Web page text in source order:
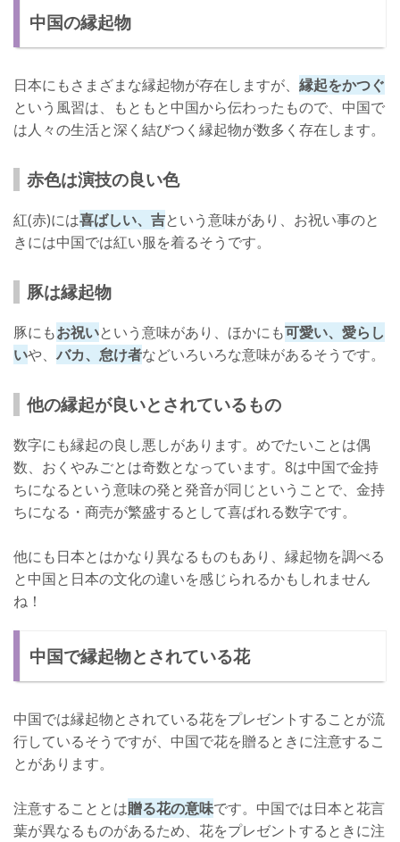
さいごに
中国の縁起物
日本にもさまざまな縁起物が存在しますが、 縁起をかつぐ
という風習は、もともと中国から伝わったもので、中国で
は人々の生活と深く結びつく縁起物が数多く存在します。
赤色は演技の良い色
紅(赤)には喜ばしい、吉という意味があり、お祝い事のと
きには中国では紅い服を着るそうです。
豚は縁起物
豚にもお祝いという意味があり、ほかにも可愛い、愛らし
いや、 バカ、怠け者などいろいろな意味があるそうです。
他の縁起が良いとされているもの
数字にも縁起の良し悪しがあります。めでたいことは偶
数、おくやみごとは奇数となっています。8は中国で金持
ちになるという意味の発と発音が同じということで、金持
ちになる・商売が繁盛するとして喜ばれる数字です。
他にも日本とはかなり異なるものもあり、縁起物を調べる
と中国と日本の文化の違いを感じられるかもしれません
ね！
中国で縁起物とされている花
中国では縁起物とされている花をプレゼントすることが流
行しているそうですが、中国で花を贈るときに注意するこ
とがあります。
注意することとは贈る花の意味です。中国では日本と花言
葉が異なるものがあるため、花をプレゼントするときに注